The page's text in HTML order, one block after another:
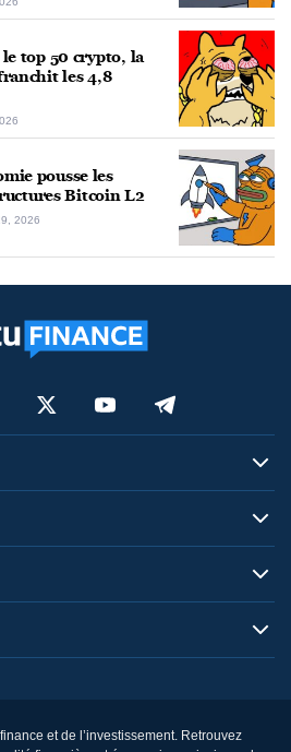
top 50 crypto, la
les 4,8
pousse les
Bitcoin L2
2026
et de l’investissement. Retrouvez